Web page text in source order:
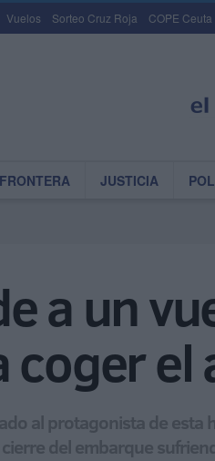
Vuelos Sorteo Cruz Roja COPE Ceuta
FRONTERA JUSTICIA
a un
coger el
al protagonista de
del embarque